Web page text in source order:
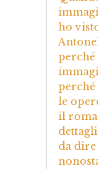
ho
perché
le
il
da dire